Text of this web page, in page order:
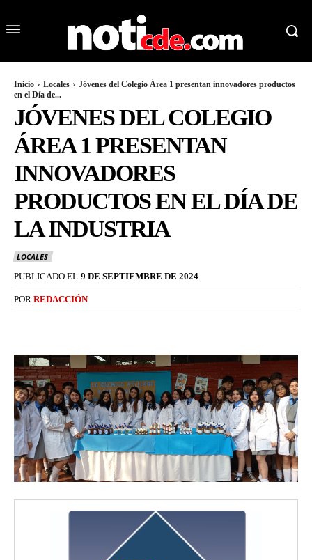
Inicio Locales
Jóvenes del Colegio Área 1 presentan innovadores productos
en el Día de...
JÓVENES DEL COLEGIO
ÁREA 1 PRESENTAN
INNOVADORES
PRODUCTOS EN EL DÍA DE
LA INDUSTRIA
LOCALES
PUBLICADO EL 9 DE SEPTIEMBRE DE 2024
POR REDACCIÓN